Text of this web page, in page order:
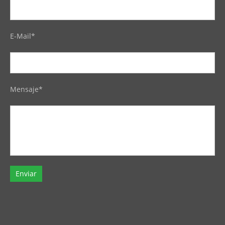
E-Mail*
Mensaje*